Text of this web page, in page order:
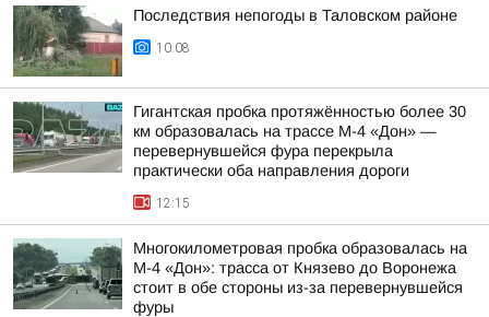
Последствия непогоды в Таловском районе
10:08
Гигантская пробка протяжённостью более 30
км образовалась на трассе М-4 «Дон» —
перевернувшейся фура перекрыла
практически оба направления дороги
12:15
Многокилометровая пробка образовалась на
М-4 «Дон»: трасса от Князево до Воронежа
стоит в обе стороны из-за перевернувшейся
фуры